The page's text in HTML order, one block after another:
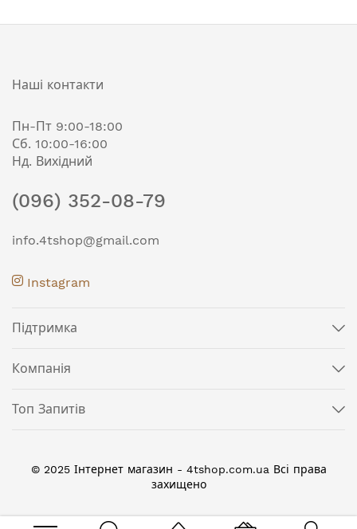
Наші контакти
Пн-Пт 9:00-18:00
Сб. 10:00-16:00
Нд. Вихідний
(096) 352-08-79
info.4tshop@gmail.com
Instagram
Підтримка
Компанія
Топ Запитів
© 2025 Інтернет магазин - 4tshop.com.ua Всі права
захищено